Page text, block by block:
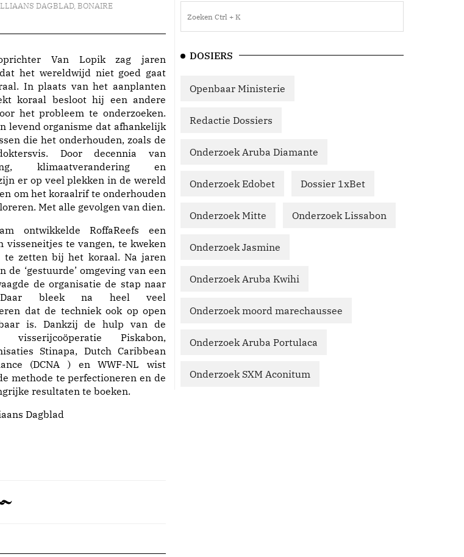
DAGBLAD,BONAIRE
oprichter Van Lopik zag jaren
het wereldwijd niet goed gaat
In plaats van het aanplanten
koraal besloot hij een andere
het probleem te onderzoeken.
levend organisme dat afhankelijk
die het onderhouden, zoals de
Door decennia van
klimaatverandering en
er op veel plekken in de wereld
om het koraalrif te onderhouden
Met alle gevolgen van dien.
ontwikkelde RoffaReefs een
visseneitjes te vangen, te kweken
te zetten bij het koraal. Na jaren
de ‘gestuurde’ omgeving van een
de organisatie de stap naar
Daar bleek na heel veel
dat de techniek ook op open
is. Dankzij de hulp van de
visserijcoöperatie Piskabon,
Stinapa, Dutch Caribbean
(DCNA ) en WWF-NL wist
methode te perfectioneren en de
resultaten te boeken.
Dagblad
DOSIERS
Openbaar Ministerie
Redactie Dossiers
Onderzoek Aruba Diamante
Onderzoek Edobet Dossier 1xBet
Onderzoek Mitte Onderzoek Lissabon
Onderzoek Jasmine
Onderzoek Aruba Kwihi
Onderzoek moord marechaussee
Onderzoek Aruba Portulaca
Onderzoek SXM Aconitum